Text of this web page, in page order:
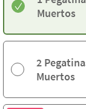
Muertos
2
Muertos